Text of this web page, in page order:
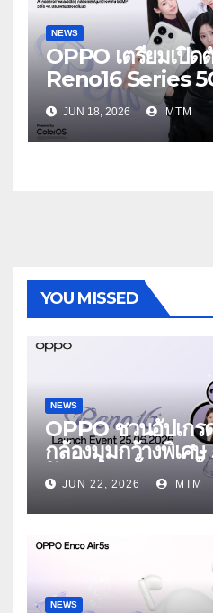
NEWS
OPPO เตรียมเปิด
Reno16 Series
ประกาศ
ฐานะ Reno Girls
ประสบการณ์ถ่ายภ
JUN 18, 2026 MTM
YOU MISSED
NEWS
OPPO ชวนอัปเก
กล้องมุมกว้างพิเศ
โฟนเพื่อนซี้ เทรนดี้
งาน OPPO
Launch Event
JUN 22, 2026 MTM
NEWS